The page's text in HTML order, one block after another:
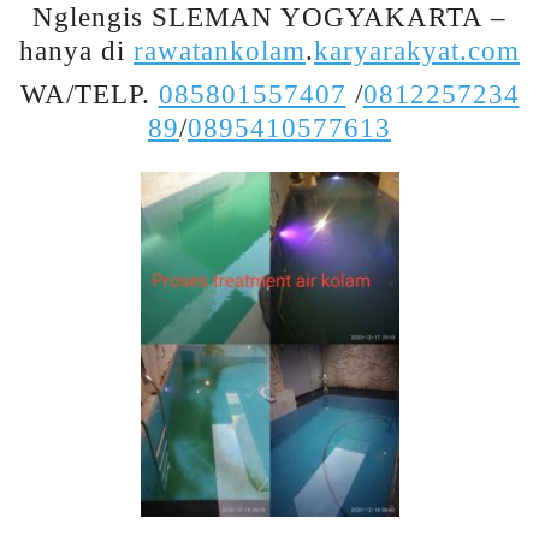
Nglengis SLEMAN YOGYAKARTA –
hanya di rawatankolam.karyarakyat.com
WA/TELP. 085801557407 /0812257234
89/0895410577613